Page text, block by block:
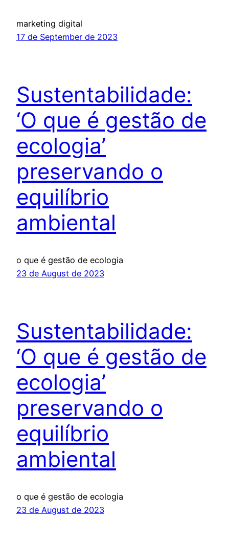
marketing digital
17 de September de 2023
Sustentabilidade:
‘O que é gestão de
ecologia’
preservando o
equilíbrio
ambiental
o que é gestão de ecologia
23 de August de 2023
Sustentabilidade:
‘O que é gestão de
ecologia’
preservando o
equilíbrio
ambiental
o que é gestão de ecologia
23 de August de 2023